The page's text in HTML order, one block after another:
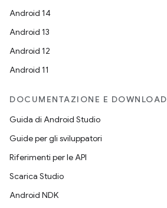
Android 14
Android 13
Android 12
Android 11
DOCUMENTAZIONE E DOWNLOAD
Guida di Android Studio
Guide per gli sviluppatori
Riferimenti per le API
Scarica Studio
Android NDK